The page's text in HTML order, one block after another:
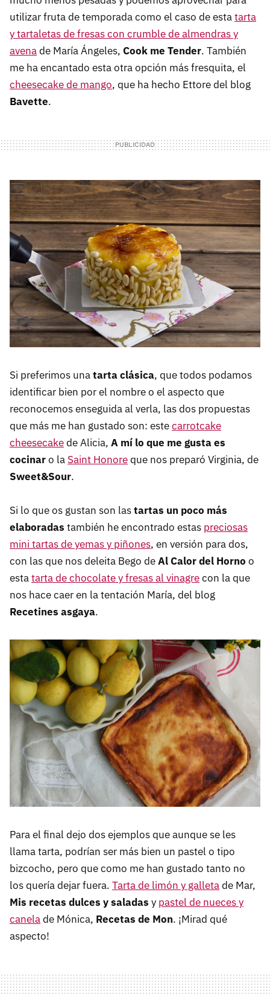
utilizar fruta de temporada como el caso de estatarta
y tartaletas de fresas con crumble de almendras y
avenade María Ángeles, Cook me Tender. También
me ha encantado esta otra opción más fresquita, el
cheesecake de mango, que ha hecho Ettore del blog
Bavette.
Si preferimos unatarta clásica, que todos podamos
identificar bien por el nombre o el aspecto que
reconocemos enseguida al verla, las dos propuestas
que más me han gustado son: estecarrotcake
cheesecakede Alicia, A mí lo que me gusta es
cocinaro la Saint Honoreque nos preparó Virginia, de
Sweet&Sour.
Si lo que os gustan son lastartas un poco más
elaboradas también he encontrado estas preciosas
mini tartas de yemas y piñones, en versión para dos,
con las que nos deleita Bego deAl Calor del Horno o
estatarta de chocolate y fresas al vinagrecon la que
nos hace caer en la tentación María, del blog
Recetines asgaya.
Para el final dejo dos ejemplos que aunque se les
llama tarta, podrían ser más bien un pastel o tipo
bizcocho, pero que como me han gustado tanto no
los quería dejar fuera. Tarta de limón y galletade Mar,
Mis recetas dulces y saladas y pastel de nueces y
canelade Mónica, Recetas de Mon. ¡Mirad qué
aspecto!